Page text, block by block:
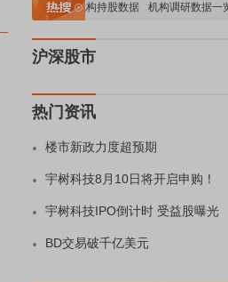
重要机构持股数据 机构调研数据一览
沪深股市
热门资讯
楼市新政力度超预期
宇树科技8月10日将开启申购！
宇树科技IPO倒计时 受益股曝光
BD交易破千亿美元